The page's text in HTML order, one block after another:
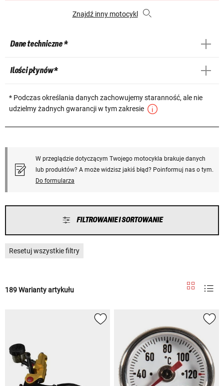
Znajdź inny motocykl
Dane techniczne *
Ilości płynów *
* Podczas określania danych zachowujemy staranność, ale nie
udzielmy żadnych gwarancji w tym zakresie
W przeglądzie dotyczącym Twojego motocykla brakuje danych
lub produktów? A może widzisz jakiś błąd? Poinformuj nas o tym.
Do formularza
FILTROWANIE I SORTOWANIE
Resetuj wszystkie filtry
189 Warianty artykułu